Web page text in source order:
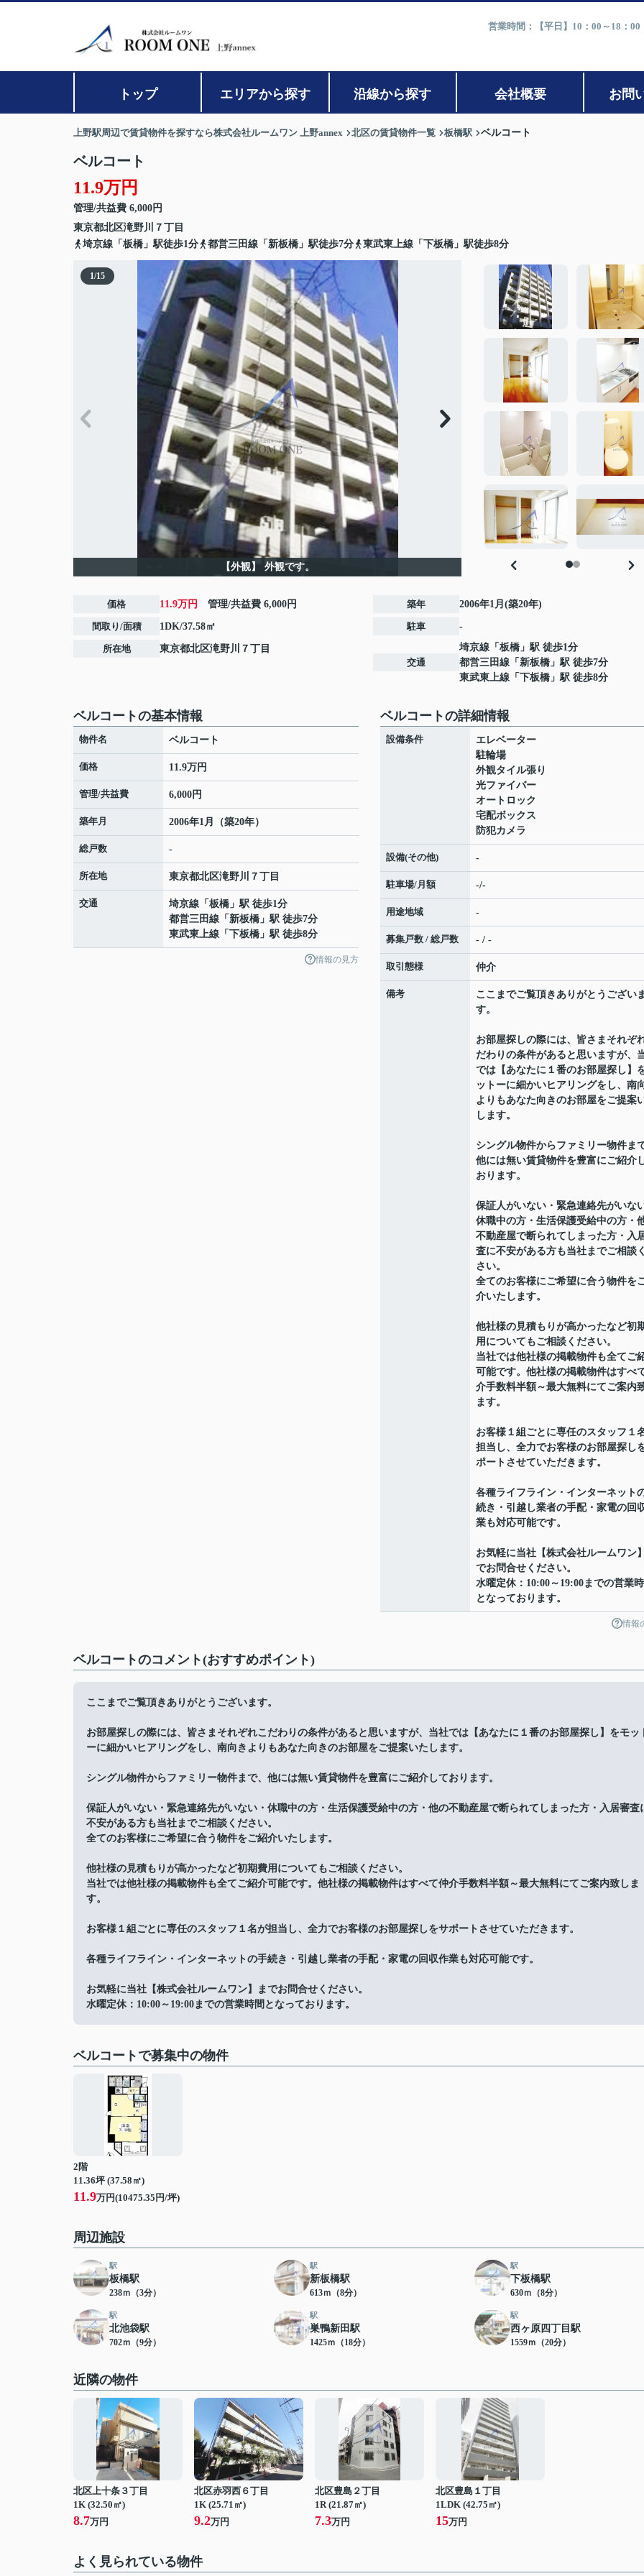
営業時間：【平日】10：00～18：
トップ エリアから探す 沿線から探す 会社概要 お問
上野駅周辺で賃貸物件を探すなら株式会社ルームワン 上野annex 北区の賃貸物件一覧 板橋駅 ベルコート
ベルコート
11.9万円
管理/共益費 6,000円
東京都北区滝野川 ７丁目
埼京線「板橋」駅徒歩1分
都営三田線「新板橋」駅徒歩7分 東武東上線「下板橋」駅徒歩8分
1/15
【外観】 外観です。
価格 11.9万円 管理/共益費 6,000円
間取り/面積 1DK/37.58㎡
所在地 東京都北区滝野川 ７丁目
築年 2006年1月(築20年)
駐車 -
交通
埼京線 「 板橋 」駅 徒歩1分
都営三田線 「 新板橋 」駅 徒歩7分
東武東上線 「 下板橋 」駅 徒歩8分
ベルコートの基本情報
物件名 ベルコート
価格 11.9万円
管理/共益費 6,000円
築年月 2006年1月（築20年）
総戸数 -
所在地 東京都北区滝野川 ７丁目
交通 埼京線 「 板橋 」駅 徒歩1分
都営三田線 「 新板橋 」駅 徒歩7分
東武東上線 「 下板橋 」駅 徒歩8分
情報の見方
ベルコートの詳細情報
設備条件
エレベーター
駐輪場
外観タイル張り
光ファイバー
オートロック
宅配ボックス
防犯カメラ
設備(その他) -
駐車場/月額 -/-
用途地域 -
募集戸数 / 総戸数 - / -
取引態様 仲介
備考
ここまでご覧頂きありがとうござい
す。
お部屋探しの際には、皆さまそれぞ
だわりの条件があると思いますが、
では【あなたに１番のお部屋探し】
ットーに細かいヒアリングをし、南
よりもあなた向きのお部屋をご提案
します。
シングル物件からファミリー物件まで
他には無い賃貸物件を豊富にご紹介
おります。
保証人がいない・緊急連絡先がいな
休職中の方・生活保護受給中の方・
不動産屋で断られてしまった方・入
査に不安がある方も当社までご相談
さい。
全てのお客様にご希望に合う物件を
介いたします。
他社様の見積もりが高かったなど初
用についてもご相談ください。
当社では他社様の掲載物件も全てご
可能です。他社様の掲載物件はすべ
介手数料半額～最大無料にてご案内
ます。
お客様１組ごとに専任のスタッフ１
担当し、全力でお客様のお部屋探し
ポートさせていただきます。
各種ライフライン・インターネット
続き・引越し業者の手配・家電の回
業も対応可能です。
お気軽に当社【株式会社ルームワン
でお問合せください。
水曜定休：10:00～19:00までの営業
となっております。
情報
ベルコートのコメント(おすすめポイント)
ここまでご覧頂きありがとうございます。
お部屋探しの際には、皆さまそれぞれこだわりの条件があると思いますが、当社では【あなたに１番のお部屋探し】をモッ
ーに細かいヒアリングをし、南向きよりもあなた向きのお部屋をご提案いたします。
シングル物件からファミリー物件まで、他には無い賃貸物件を豊富にご紹介しております。
保証人がいない・緊急連絡先がいない・休職中の方・生活保護受給中の方・他の不動産屋で断られてしまった方・入居審査
不安がある方も当社までご相談ください。
全てのお客様にご希望に合う物件をご紹介いたします。
他社様の見積もりが高かったなど初期費用についてもご相談ください。
当社では他社様の掲載物件も全てご紹介可能です。他社様の掲載物件はすべて仲介手数料半額～最大無料にてご案内致しま
す。
お客様１組ごとに専任のスタッフ１名が担当し、全力でお客様のお部屋探しをサポートさせていただきます。
各種ライフライン・インターネットの手続き・引越し業者の手配・家電の回収作業も対応可能です。
お気軽に当社【株式会社ルームワン】までお問合せください。
水曜定休：10:00～19:00までの営業時間となっております。
ベルコートで募集中の物件
2階
11.36坪 (37.58㎡)
11.9万円(10475.35円/坪)
周辺施設
駅
板橋駅
238ｍ（3分）
駅
新板橋駅
613ｍ（8分）
駅
下板橋駅
630ｍ（8分）
駅
北池袋駅
702ｍ（9分）
駅
巣鴨新田駅
1425ｍ（18分）
駅
西ヶ原四丁目駅
1559ｍ（20分）
近隣の物件
北区上十条３丁目
1K (32.50㎡)
8.7万円
北区赤羽西６丁目
1K (25.71㎡)
9.2万円
北区豊島２丁目
1R (21.87㎡)
7.3万円
北区豊島１丁目
1LDK (42.75㎡)
15万円
よく見られている物件